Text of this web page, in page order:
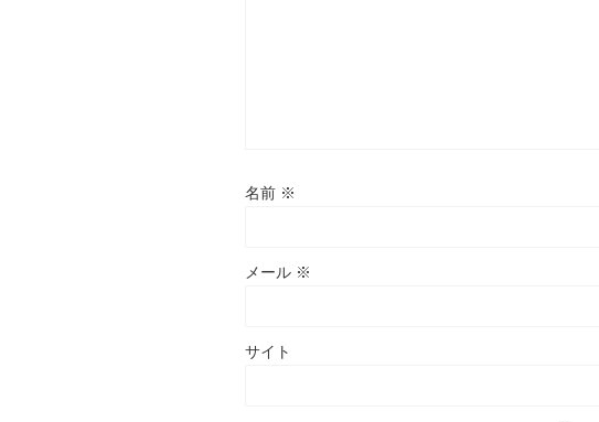
名前 ※
メール ※
サイト